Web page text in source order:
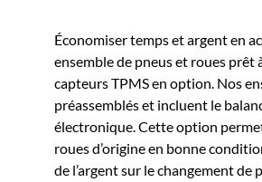
Économiser temps et argent en
ensemble de pneus et roues prêt
capteurs TPMS en option. Nos
préassemblés et incluent le
électronique. Cette option
roues d’origine en bonne
de l’argent sur le changement de